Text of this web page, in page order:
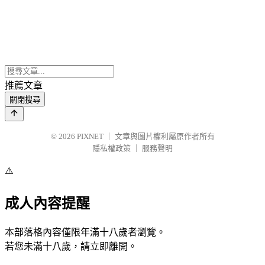
推薦文章
關閉搜尋
© 2026 PIXNET
文章與圖片權利屬原作者所有
隱私權政策
服務聲明
⚠️
成人內容提醒
本部落格內容僅限年滿十八歲者瀏覽。
若您未滿十八歲，請立即離開。